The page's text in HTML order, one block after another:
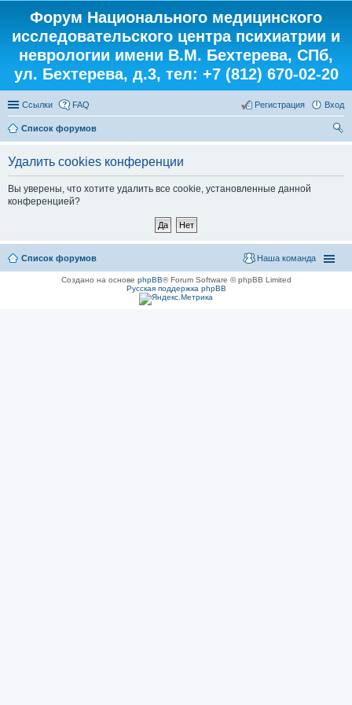
Форум Национального медицинского
исследовательского центра психиатрии и
неврологии имени В.М. Бехтерева, СПб,
ул. Бехтерева, д.3, тел: +7 (812) 670-02-20
Ссылки FAQ Вход
Регистрация
Список форумов
Удалить cookies конференции
Вы уверены, что хотите удалить все cookie, установленные данной
конференцией?
Список форумов Наша команда
Создано на основе phpBB® Forum Software © phpBB Limited
Русская поддержка phpBB